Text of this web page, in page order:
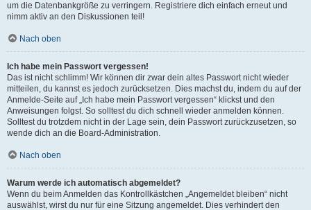
um die Datenbankgröße zu verringern. Registriere dich einfach erneut und
nimm aktiv an den Diskussionen teil!
Nach oben
Ich habe mein Passwort vergessen!
Das ist nicht schlimm! Wir können dir zwar dein altes Passwort nicht wieder
mitteilen, du kannst es jedoch zurücksetzen. Dies machst du, indem du auf der
Anmelde-Seite auf „Ich habe mein Passwort vergessen“ klickst und den
Anweisungen folgst. So solltest du dich schnell wieder anmelden können.
Solltest du trotzdem nicht in der Lage sein, dein Passwort zurückzusetzen, so
wende dich an die Board-Administration.
Nach oben
Warum werde ich automatisch abgemeldet?
Wenn du beim Anmelden das Kontrollkästchen „Angemeldet bleiben“ nicht
auswählst, wirst du nur für eine Sitzung angemeldet. Dies verhindert den